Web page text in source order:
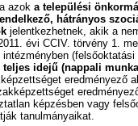
azok a települési
hátrányos
jelentkezhetnek, akik a
évi CCIV. törvény 1.
(felsőoktatási
teljes idejű (nappali
eredményező
képzésben vagy
tanulmányaikat.